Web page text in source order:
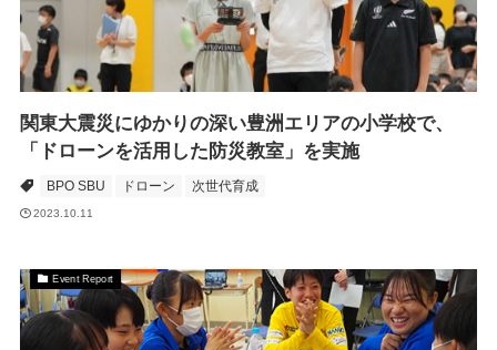
関東大震災にゆかりの深い豊洲エリアの小学校で、
「ドローンを活用した防災教室」を実施
BPO SBU ドローン 次世代育成
2023.10.11
Event Report